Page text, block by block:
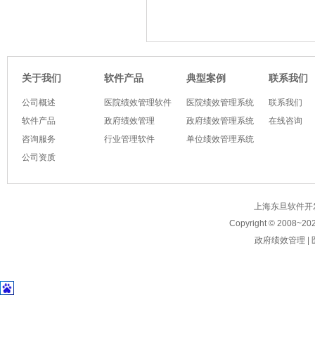
关于我们
公司概述
软件产品
咨询服务
公司资质
软件产品
医院绩效管理软件
政府绩效管理
行业管理软件
典型案例
医院绩效管理系统
政府绩效管理系统
单位绩效管理系统
联系我们
联系我们
在线咨询
上海东旦软件
Copyright © 2008~
政府绩效管理